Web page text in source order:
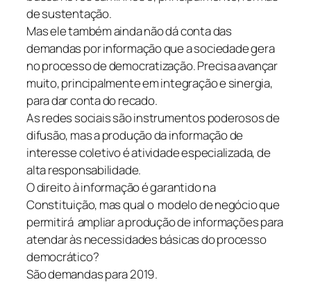
de sustentação.
Mas ele também ainda não dá conta das
demandas por informação que a sociedade gera
no processo de democratização. Precisa avançar
muito, principalmente em integração e sinergia,
para dar conta do recado.
As redes sociais são instrumentos poderosos de
difusão, mas a produção da informação de
interesse coletivo é atividade especializada, de
alta responsabilidade.
O direito à informação é garantido na
Constituição, mas qual o modelo de negócio que
permitirá ampliar a produção de informações para
atendar às necessidades básicas do processo
democrático?
São demandas para 2019.